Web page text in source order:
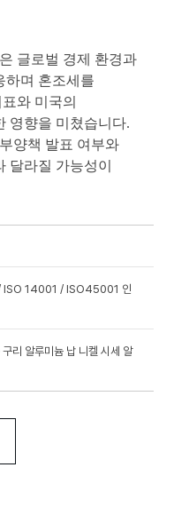
글로벌 경제 환경과
하며 혼조세를
와 미국의
영향을 미쳤습니다.
양책 발표 여부와
달라질 가능성이
ISO 14001 / ISO45001 인
리 알루미늄 납 니켈 시세 알